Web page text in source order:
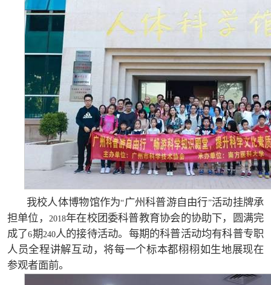
我校人体博物馆作为“广州科普游自由行”活动挂牌承
担单位，
2018年在校团委科普教育协会的协助下，圆满完
成了6期240人的接待活动。每期的科普活动均有科普专职
人员全程讲解互动，将每一个标本都栩栩如生地展现在
参观者面前。